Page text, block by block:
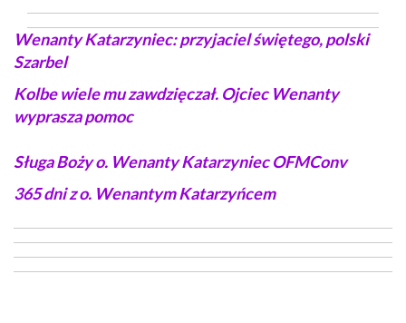
Wenanty Katarzyniec: przyjaciel świętego, polski
Szarbel
Kolbe wiele mu zawdzięczał. Ojciec Wenanty
wyprasza pomoc
Sługa Boży o. Wenanty Katarzyniec OFMConv
365 dni z o. Wenantym Katarzyńcem